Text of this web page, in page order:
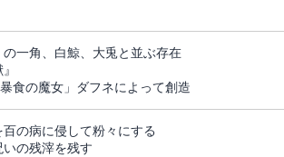
の一角、白鯨、大兎と並ぶ存在
食の魔女」ダフネによって創造
百の病に侵して粉々にする
いの残滓を残す